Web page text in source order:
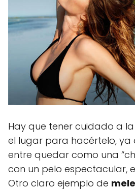
Hay que tener cuidado a
el lugar para hacértelo, ya
entre quedar como una
con un pelo espectacular,
Otro claro ejemplo de